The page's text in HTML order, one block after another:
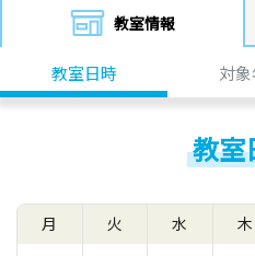
教室情報
教室日時 対
教室
月 火 水 木